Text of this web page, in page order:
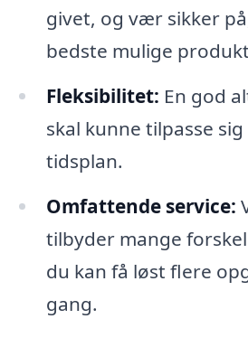
givet, og vær sikker
bedste mulige
Fleksibilitet: En god
skal kunne tilpasse
tidsplan.
Omfattende service:
tilbyder mange
du kan få løst flere
gang.